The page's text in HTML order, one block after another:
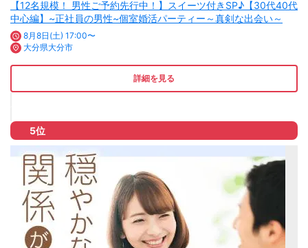
【12名規模！ 男性ご予約先行中！】スイーツ付きSP♪【30代40代
中心編】~正社員の男性~個室婚活パーティー～真剣な出会い～
8月8日(土) 17:00〜
大分県大分市
詳細を見る
5位